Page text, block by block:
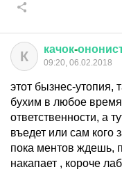
К качок-
09:20, 06.02.2018
этот бызнес-
бухим в любое время
ответственности, а
въедет или сам кого
пока ментов ждешь,
накапает , короче